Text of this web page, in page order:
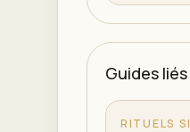
Guides liés
RITUELS